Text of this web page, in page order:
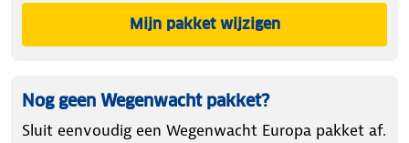
Mijn pakket wijzigen
Nog geen Wegenwacht pakket?
Sluit eenvoudig een Wegenwacht Europa pakket af.